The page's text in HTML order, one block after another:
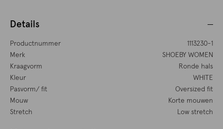
Details
Productnummer
1113230-1
Merk
SHOEBY WOMEN
Kraagvorm
Ronde hals
Kleur
WHITE
Pasvorm/ fit
Oversized fit
Mouw
Korte mouwen
Stretch
Low stretch